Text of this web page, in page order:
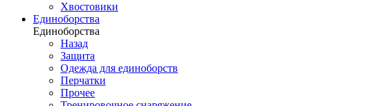
Хвостовики
Единоборства
Единоборства
Назад
Защита
Одежда для единоборств
Перчатки
Прочее